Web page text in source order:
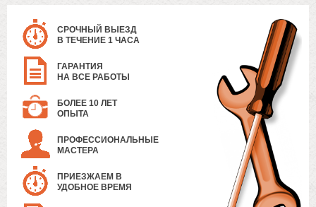
СРОЧНЫЙ ВЫЕЗД
В ТЕЧЕНИЕ 1 ЧАСА
ГАРАНТИЯ
НА ВСЕ РАБОТЫ
БОЛЕЕ 10 ЛЕТ
ОПЫТА
ПРОФЕССИОНАЛЬНЫЕ
МАСТЕРА
ПРИЕЗЖАЕМ В
УДОБНОЕ ВРЕМЯ